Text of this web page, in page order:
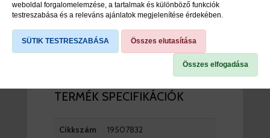
weboldal forgalomelemzése, a tartalmak és különböző funkciók
testreszabása és a releváns ajánlatok megjelenítése érdekében.
SÜTIK TESTRESZABÁSA Összes elutasítása
Összes elfogadása
TERMÉK SPECIFIKÁCIÓK
Cikkszám 19507832